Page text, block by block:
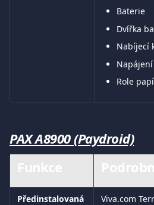
Baterie
Dvířka
Nabíjecí
Napájení
Role
PAX A8900 (Paydroid)
Předinstalovaná
Viva.com